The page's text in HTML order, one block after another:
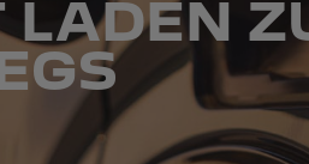
LADEN